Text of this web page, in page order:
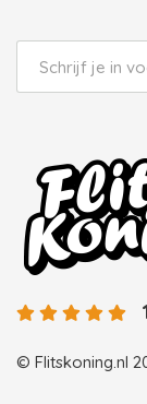
© Flitskoning.nl